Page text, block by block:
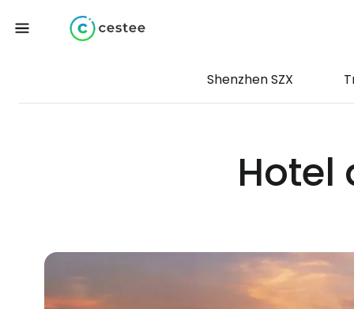
Shenzhen SZX
Hotel